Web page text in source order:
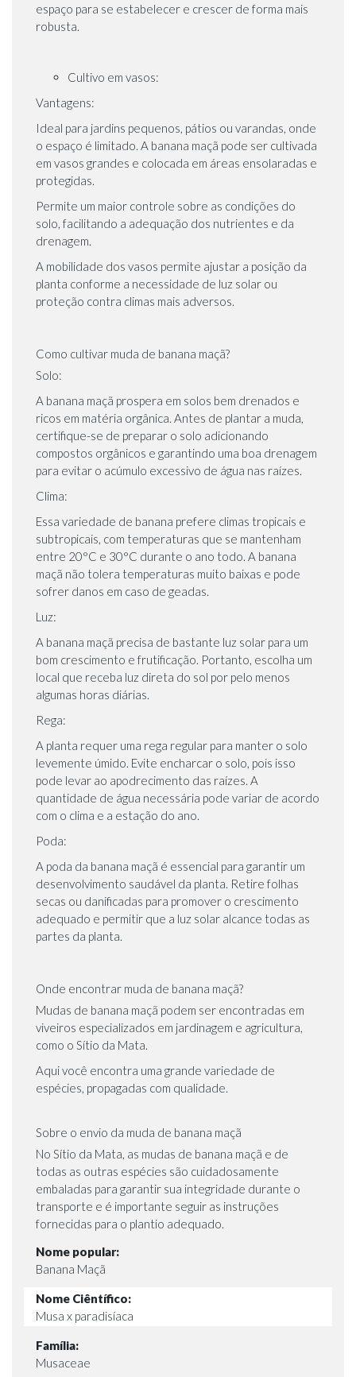
espaço para se estabelecer e crescer de forma mais
robusta.
Cultivo em vasos:
Vantagens:
Ideal para jardins pequenos, pátios ou varandas, onde
o espaço é limitado. A banana maçã pode ser cultivada
em vasos grandes e colocada em áreas ensolaradas e
protegidas.
Permite um maior controle sobre as condições do
solo, facilitando a adequação dos nutrientes e da
drenagem.
A mobilidade dos vasos permite ajustar a posição da
planta conforme a necessidade de luz solar ou
proteção contra climas mais adversos.
Como cultivar muda de banana maçã?
Solo:
A banana maçã prospera em solos bem drenados e
ricos em matéria orgânica. Antes de plantar a muda,
certifique-se de preparar o solo adicionando
compostos orgânicos e garantindo uma boa drenagem
para evitar o acúmulo excessivo de água nas raízes.
Clima:
Essa variedade de banana prefere climas tropicais e
subtropicais, com temperaturas que se mantenham
entre 20°C e 30°C durante o ano todo. A banana
maçã não tolera temperaturas muito baixas e pode
sofrer danos em caso de geadas.
Luz:
A banana maçã precisa de bastante luz solar para um
bom crescimento e frutificação. Portanto, escolha um
local que receba luz direta do sol por pelo menos
algumas horas diárias.
Rega:
A planta requer uma rega regular para manter o solo
levemente úmido. Evite encharcar o solo, pois isso
pode levar ao apodrecimento das raízes. A
quantidade de água necessária pode variar de acordo
com o clima e a estação do ano.
Poda:
A poda da banana maçã é essencial para garantir um
desenvolvimento saudável da planta. Retire folhas
secas ou danificadas para promover o crescimento
adequado e permitir que a luz solar alcance todas as
partes da planta.
Onde encontrar muda de banana maçã?
Mudas de banana maçã podem ser encontradas em
viveiros especializados em jardinagem e agricultura,
como o Sítio da Mata.
Aqui você encontra uma grande variedade de
espécies, propagadas com qualidade.
Sobre o envio da muda de banana maçã
No Sítio da Mata, as mudas de banana maçã e de
todas as outras espécies são cuidadosamente
embaladas para garantir sua integridade durante o
transporte e é importante seguir as instruções
fornecidas para o plantio adequado.
Nome popular:
Banana Maçã
Nome Ciêntífico:
Musa x paradisíaca
Família:
Musaceae